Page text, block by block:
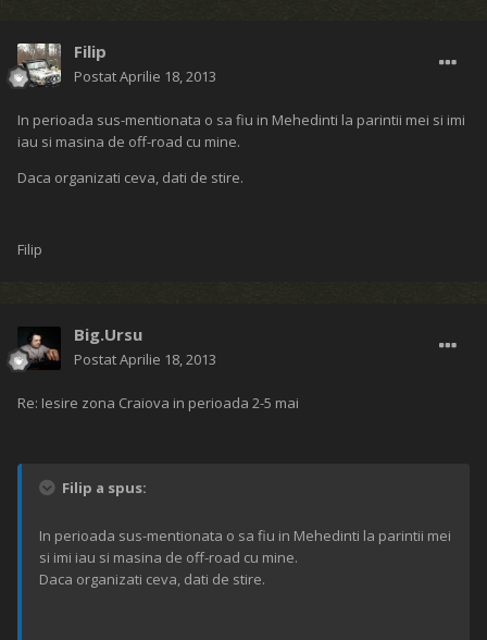
Filip
PostatAprilie 18, 2013
In perioada sus-mentionata o sa fiu in Mehedinti la parintii mei si imi
iau si masina de off-road cu mine.
Daca organizati ceva, dati de stire.
Filip
Big.Ursu
PostatAprilie 18, 2013
Re: Iesire zona Craiova in perioada 2-5 mai
Filip a spus:
In perioada sus-mentionata o sa fiu in Mehedinti la parintii mei
si imi iau si masina de off-road cu mine.
Daca organizati ceva, dati de stire.